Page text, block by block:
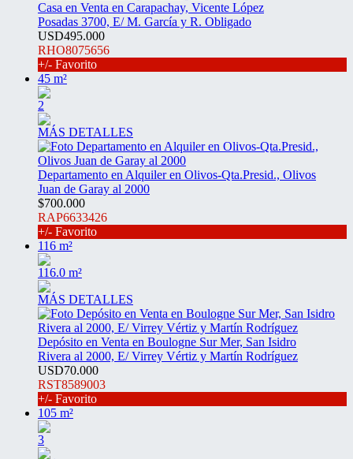
Casa en Venta en Carapachay, Vicente López
Posadas 3700, E/ M. García y R. Obligado
USD495.000
RHO8075656
+/- Favorito
45 m²
2
MÁS DETALLES
Departamento en Alquiler en Olivos-Qta.Presid., Olivos
Juan de Garay al 2000
$700.000
RAP6633426
+/- Favorito
116 m²
116.0 m²
MÁS DETALLES
Depósito en Venta en Boulogne Sur Mer, San Isidro
Rivera al 2000, E/ Virrey Vértiz y Martín Rodríguez
USD70.000
RST8589003
+/- Favorito
105 m²
3